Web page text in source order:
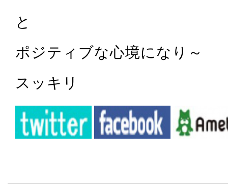
と
ポジティブな心境になり ～
スッキリ